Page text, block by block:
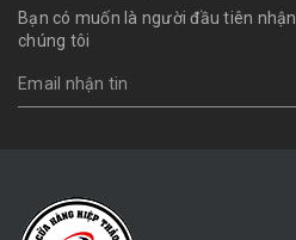
Bạn có muốn là người đầu tiên
chúng tôi